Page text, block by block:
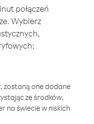
połączeń
Wybierz
zostaną one dodane
ze środków,
na świecie w niskich